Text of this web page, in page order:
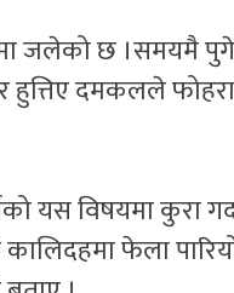
जलेको छ ।समयमै
दमकलले फोहरा
यस विषयमा कुरा
फेला